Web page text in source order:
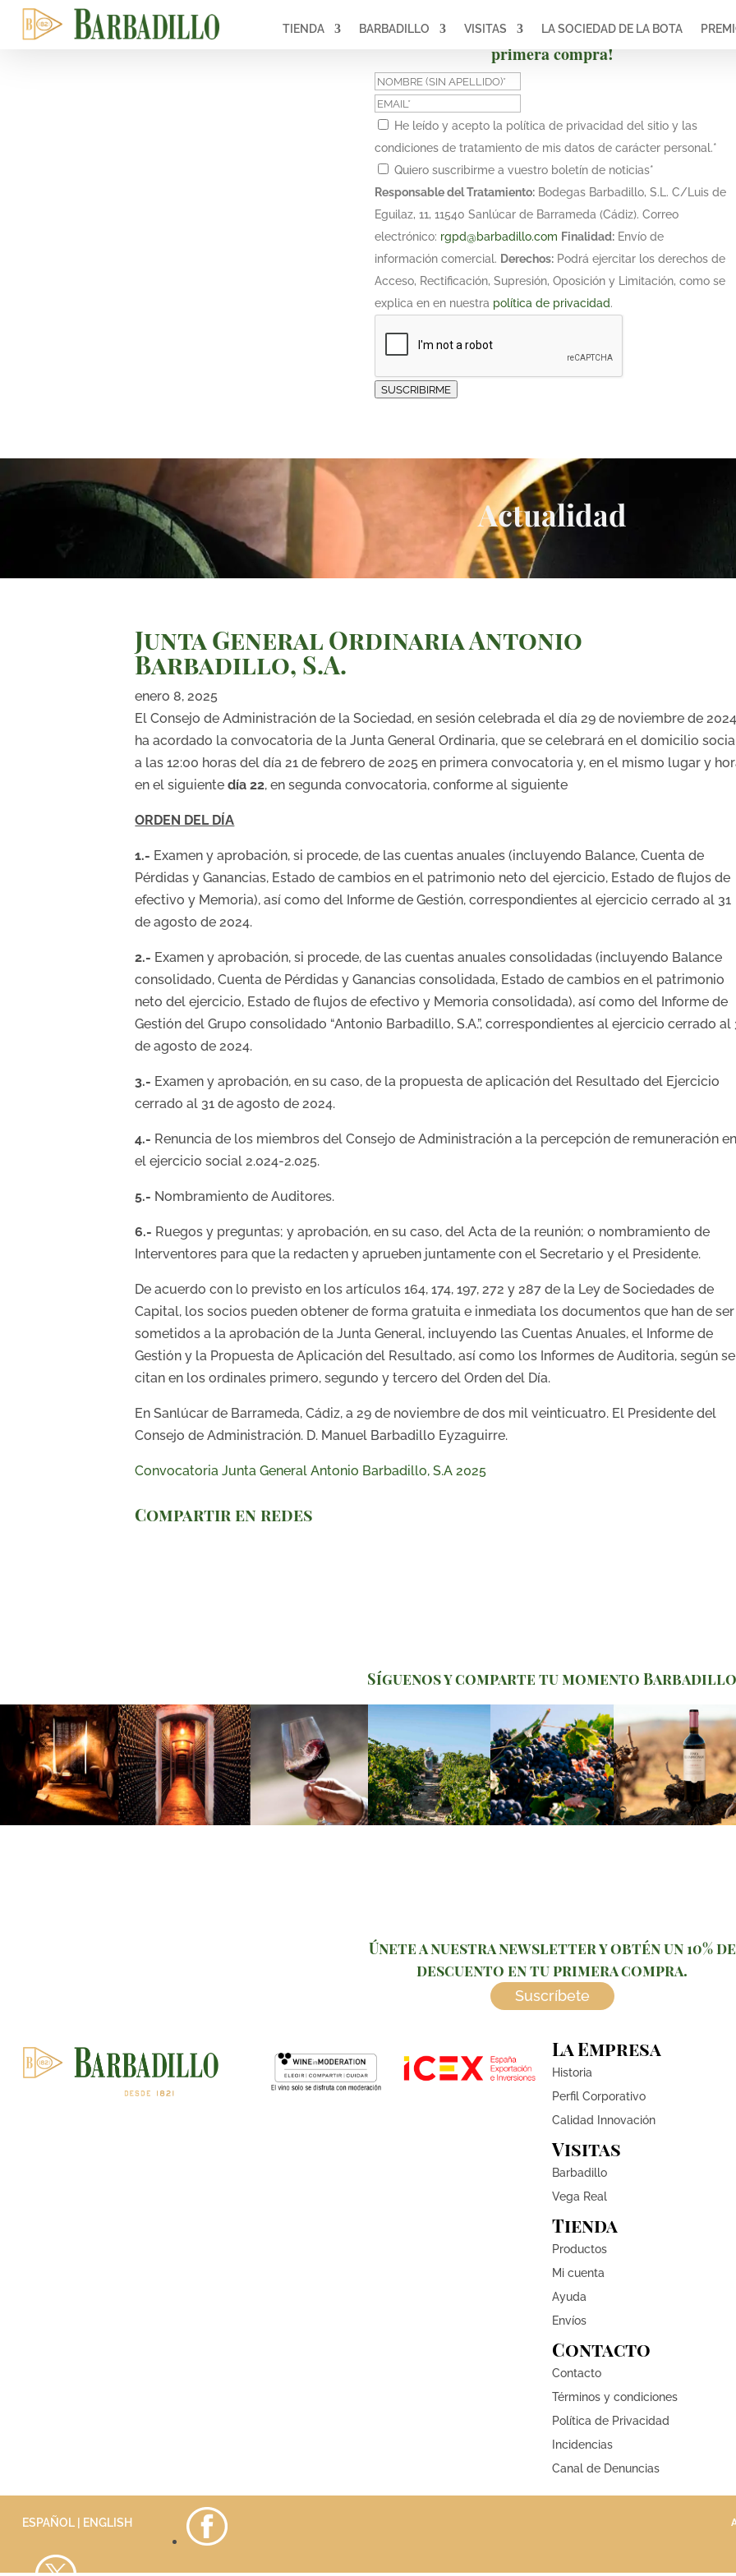
¡Suscríbete y obtén un 10% de descuento en tu
primera compra!
He leído y acepto la política de privacidad del sitio y las
condiciones de tratamiento de mis datos de carácter personal.*
Quiero suscribirme a vuestro boletín de noticias*
Responsable del Tratamiento: Bodegas Barbadillo, S.L. C/Luis de
Eguilaz, 11, 11540 Sanlúcar de Barrameda (Cádiz). Correo
electrónico: rgpd@barbadillo.com Finalidad: Envío de
información comercial. Derechos: Podrá ejercitar los derechos de
Acceso, Rectificación, Supresión, Oposición y Limitación, como se
explica en en nuestra política de privacidad.
SUSCRIBIRME
TIENDA BARBADILLO VISITAS LA SOCIEDAD DE LA BOTA
Actualidad
Junta General Ordinaria Antonio
Barbadillo, S.A.
enero 8, 2025
El Consejo de Administración de la Sociedad, en sesión celebrada el día 29 de noviembre de
ha acordado la convocatoria de la Junta General Ordinaria, que se celebrará en el domicilio
a las 12:00 horas del día 21 de febrero de 2025 en primera convocatoria y, en el mismo lugar y
en el siguientedía 22, en segunda convocatoria, conforme al siguiente
ORDEN DEL DÍA
1.- Examen y aprobación, si procede, de las cuentas anuales (incluyendo Balance, Cuenta de
Pérdidas y Ganancias, Estado de cambios en el patrimonio neto del ejercicio, Estado de flujos de
efectivo y Memoria), así como del Informe de Gestión, correspondientes al ejercicio cerrado al 31
de agosto de 2024.
2.- Examen y aprobación, si procede, de las cuentas anuales consolidadas (incluyendo Balance
consolidado, Cuenta de Pérdidas y Ganancias consolidada, Estado de cambios en el patrimonio
neto del ejercicio, Estado de flujos de efectivo y Memoria consolidada), así como del Informe de
Gestión del Grupo consolidado “Antonio Barbadillo, S.A.”, correspondientes al ejercicio cerrado al
de agosto de 2024.
3.- Examen y aprobación, en su caso, de la propuesta de aplicación del Resultado del Ejercicio
cerrado al 31 de agosto de 2024.
4.- Renuncia de los miembros del Consejo de Administración a la percepción de remuneración
el ejercicio social 2.024-2.025.
5.- Nombramiento de Auditores.
6.- Ruegos y preguntas; y aprobación, en su caso, del Acta de la reunión; o nombramiento de
Interventores para que la redacten y aprueben juntamente con el Secretario y el Presidente.
De acuerdo con lo previsto en los artículos 164, 174, 197, 272 y 287 de la Ley de Sociedades de
Capital, los socios pueden obtener de forma gratuita e inmediata los documentos que han de ser
sometidos a la aprobación de la Junta General, incluyendo las Cuentas Anuales, el Informe de
Gestión y la Propuesta de Aplicación del Resultado, así como los Informes de Auditoria, según se
citan en los ordinales primero, segundo y tercero del Orden del Día.
En Sanlúcar de Barrameda, Cádiz, a 29 de noviembre de dos mil veinticuatro. El Presidente del
Consejo de Administración. D. Manuel Barbadillo Eyzaguirre.
Convocatoria Junta General Antonio Barbadillo, S.A 2025
Compartir en redes
Síguenos y comparte tu momento Barbadillo
Únete a nuestra newsletter y obtén un 10% de
descuento en tu primera compra.
Suscríbete
La Empresa
Historia
Perfil Corporativo
Calidad Innovación
Visitas
Barbadillo
Vega Real
Tienda
Productos
Mi cuenta
Ayuda
Envíos
Contacto
Contacto
Términos y condiciones
Política de Privacidad
Incidencias
Canal de Denuncias
ESPAÑOL | ENGLISH